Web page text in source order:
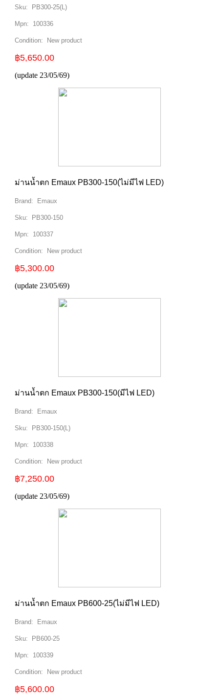
Sku: PB300-25(L)
Mpn: 100336
Condition: New product
฿5,650.00
(update 23/05/69)
ม่านน้ำตก Emaux PB300-150(ไม่มีไฟ LED)
Brand: Emaux
Sku: PB300-150
Mpn: 100337
Condition: New product
฿5,300.00
(update 23/05/69)
ม่านน้ำตก Emaux PB300-150(มีไฟ LED)
Brand: Emaux
Sku: PB300-150(L)
Mpn: 100338
Condition: New product
฿7,250.00
(update 23/05/69)
ม่านน้ำตก Emaux PB600-25(ไม่มีไฟ LED)
Brand: Emaux
Sku: PB600-25
Mpn: 100339
Condition: New product
฿5,600.00